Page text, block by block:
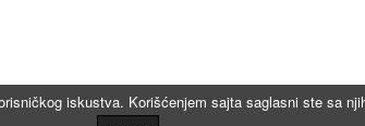
iskustva. Korišćenjem sajta saglasni ste sa